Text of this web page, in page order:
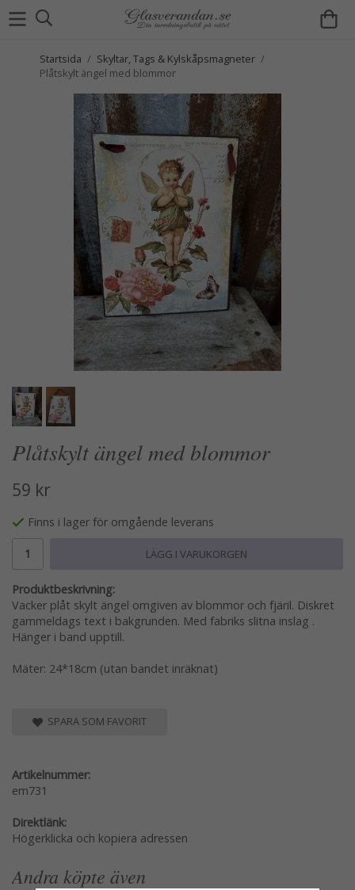
Startsida / Skyltar, Tags & Kylskåpsmagneter /
Plåtskylt ängel med blommor
Plåtskylt ängel med blommor
59 kr
Finns i lager för omgående leverans
LÄGG I VARUKORGEN
Produktbeskrivning:
Vacker plåt skylt ängel omgiven av blommor och fjäril. Diskret
gammeldags text i bakgrunden. Med fabriks slitna inslag .
Hänger i band upptill.
Mäter: 24*18cm (utan bandet inräknat)
SPARA SOM FAVORIT
Artikelnummer:
em731
Direktlänk:
Högerklicka och kopiera adressen
Andra köpte även